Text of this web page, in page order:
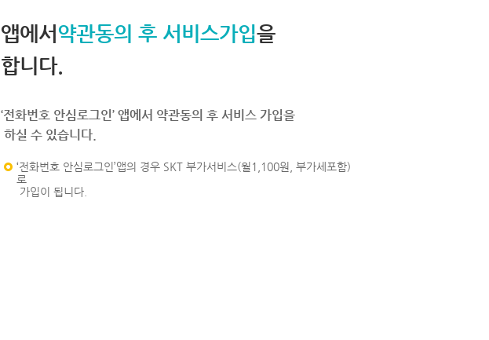
앱에서 약관동의 후 서비스가입을
합니다.
‘전화번호 안심로그인’ 앱에서 약관동의 후 서비스 가입을
하실 수 있습니다.
‘전화번호 안심로그인’앱의 경우 SKT 부가서비스(월1,100원, 부가세포함)
로
가입이 됩니다.